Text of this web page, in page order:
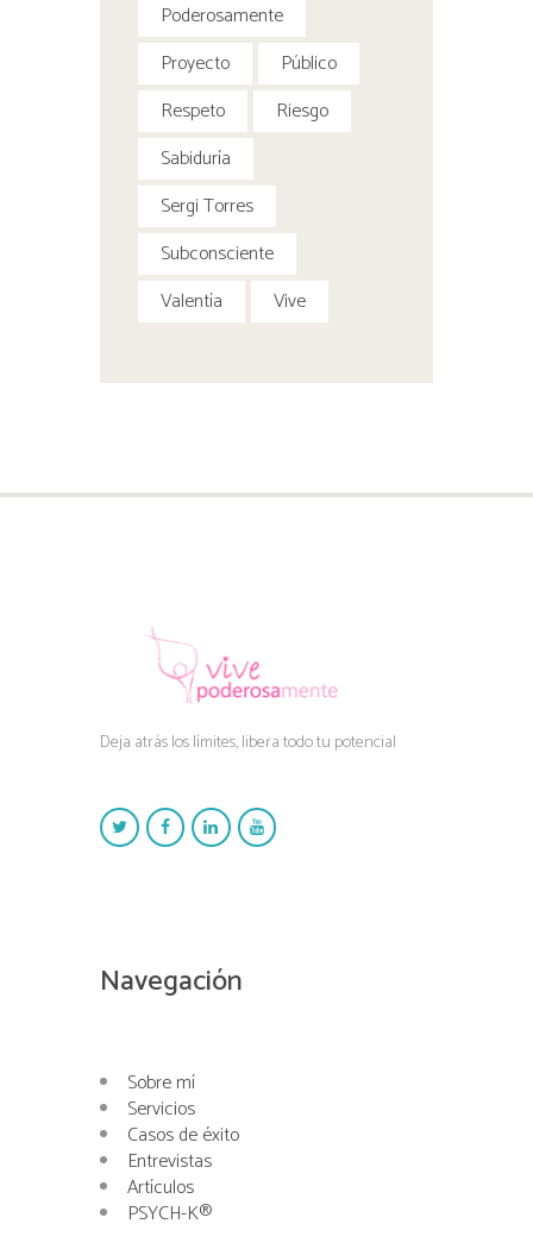
Poderosamente
Proyecto
Público
Respeto
Riesgo
Sabiduría
Sergi Torres
Subconsciente
Valentía
Vive
Deja atrás los límites, libera todo tu potencial
Navegación
Sobre mí
Servicios
Casos de éxito
Entrevistas
Artículos
PSYCH-K®